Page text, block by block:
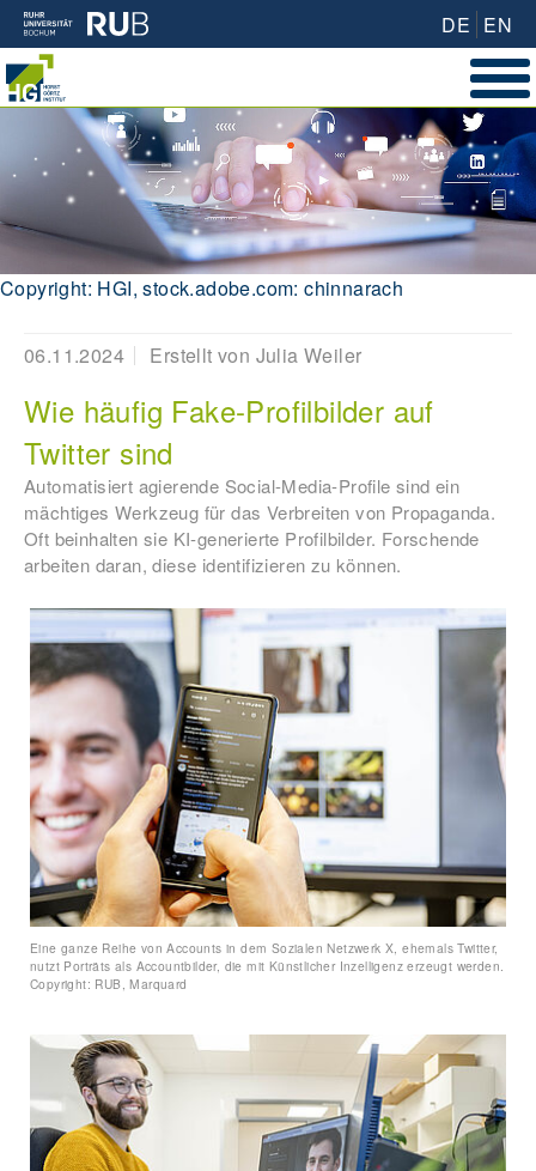
DE EN
Copyright: HGI, stock.adobe.com: chinnarach
06.11.2024 Erstellt von Julia Weiler
Wie häufig Fake-Profilbilder auf
Twitter sind
Automatisiert agierende Social-Media-Profile sind ein
mächtiges Werkzeug für das Verbreiten von Propaganda.
Oft beinhalten sie KI-generierte Profilbilder. Forschende
arbeiten daran, diese identifizieren zu können.
Eine ganze Reihe von Accounts in dem Sozialen Netzwerk X, ehemals Twitter,
nutzt Porträts als Accountbilder, die mit Künstlicher Inzelligenz erzeugt werden.
Copyright: RUB, Marquard